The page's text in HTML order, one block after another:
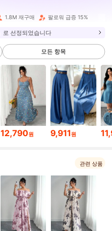
1.8M 재구매 팔로워 급증 15%
로 선정되었습니다
모든 항목
12,790원 9,911원
관련 상품